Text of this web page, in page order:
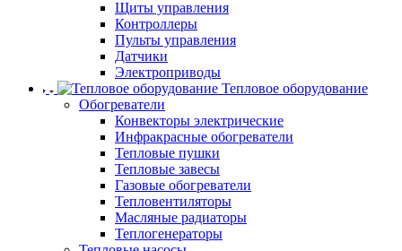
Щиты управления
Контроллеры
Пульты управления
Датчики
Электроприводы
Тепловое оборудование
Обогреватели
Конвекторы электрические
Инфракрасные обогреватели
Тепловые пушки
Тепловые завесы
Газовые обогреватели
Тепловентиляторы
Масляные радиаторы
Теплогенераторы